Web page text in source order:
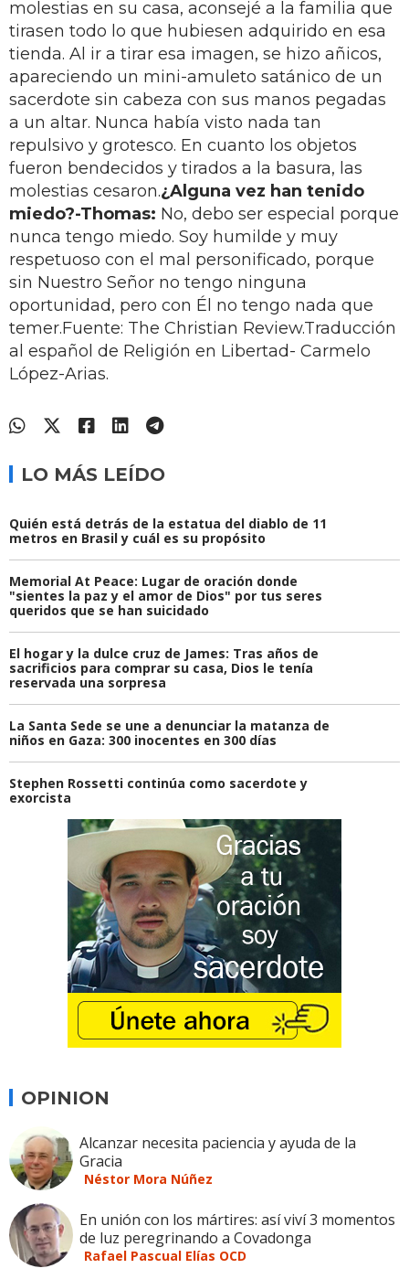
molestias en su casa, aconsejé a la familia que
tirasen todo lo que hubiesen adquirido en esa
tienda. Al ir a tirar esa imagen, se hizo añicos,
apareciendo un mini-amuleto satánico de un
sacerdote sin cabeza con sus manos pegadas
a un altar. Nunca había visto nada tan
repulsivo y grotesco. En cuanto los objetos
fueron bendecidos y tirados a la basura, las
molestias cesaron.¿Alguna vez han tenido
miedo?-Thomas: No, debo ser especial porque
nunca tengo miedo. Soy humilde y muy
respetuoso con el mal personificado, porque
sin Nuestro Señor no tengo ninguna
oportunidad, pero con Él no tengo nada que
temer.Fuente: The Christian Review.Traducción
al español de Religión en Libertad- Carmelo
López-Arias.
LO MÁS LEÍDO
Quién está detrás de la estatua del diablo de 11
metros en Brasil y cuál es su propósito
Memorial At Peace: Lugar de oración donde
"sientes la paz y el amor de Dios" por tus seres
queridos que se han suicidado
El hogar y la dulce cruz de James: Tras años de
sacrificios para comprar su casa, Dios le tenía
reservada una sorpresa
La Santa Sede se une a denunciar la matanza de
niños en Gaza: 300 inocentes en 300 días
Stephen Rossetti continúa como sacerdote y
exorcista
OPINION
Alcanzar necesita paciencia y ayuda de la
Gracia
Néstor Mora Núñez
En unión con los mártires: así viví 3 momentos
de luz peregrinando a Covadonga
Rafael Pascual Elías OCD